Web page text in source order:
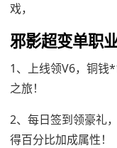
戏，
邪影超变单职
1、上线领V6，铜钱
之旅！
2、每日签到领豪礼
得百分比加成属性！